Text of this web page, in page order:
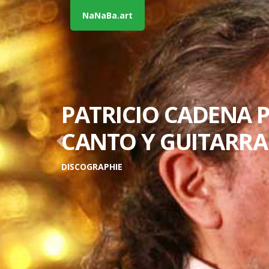
©
NaNaBa.art
PATRICIO CADENA
CANTO Y
DISCOGRAPHIE
Previous